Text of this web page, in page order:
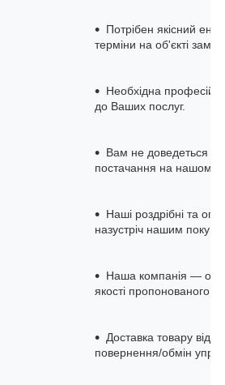
Потрібен якісний
терміни на об'єкті
Необхідна
до Ваших послуг.
Вам не доведеться
постачання на нашому
Наші роздрібні та
назустріч нашим
Наша компанія —
якості пропонованого
Доставка товару
повернення/обмін